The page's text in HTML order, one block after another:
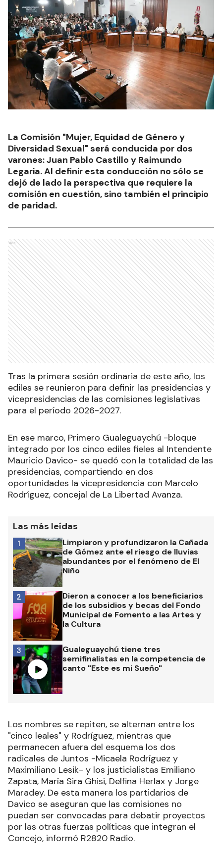
La Comisión "Mujer, Equidad de Género y
Diversidad Sexual" será conducida por dos
varones: Juan Pablo Castillo y Raimundo
Legaria. Al definir esta conducción no sólo se
dejó de lado la perspectiva que requiere la
comisión en cuestión, sino también el principio
de paridad.
Ads
Tras la primera sesión ordinaria de este año, los
ediles se reunieron para definir las presidencias y
vicepresidencias de las comisiones legislativas
para el período 2026-2027.
En ese marco, Primero Gualeguaychú -bloque
integrado por los cinco ediles fieles al Intendente
Mauricio Davico- se quedó con la totalidad de las
presidencias, compartiendo en dos
oportunidades la vicepresidencia con Marcelo
Rodríguez, concejal de La Libertad Avanza.
Las más leídas
Limpiaron y profundizaron la Cañada
de Gómez ante el riesgo de lluvias
abundantes por el fenómeno de El
Niño
1
Dieron a conocer a los beneficiarios
de los subsidios y becas del Fondo
Municipal de Fomento a las Artes y
la Cultura
2
Gualeguaychú tiene tres
semifinalistas en la competencia de
canto "Este es mi Sueño"
3
Los nombres se repiten, se alternan entre los
"cinco leales" y Rodríguez, mientras que
permanecen afuera del esquema los dos
radicales de Juntos -Micaela Rodríguez y
Maximiliano Lesik- y los justicialistas Emiliano
Zapata, María Sira Ghisi, Delfina Herlax y Jorge
Maradey. De esta manera los partidarios de
Davico se aseguran que las comisiones no
puedan ser convocadas para debatir proyectos
por las otras fuerzas políticas que integran el
Concejo, informó R2820 Radio.